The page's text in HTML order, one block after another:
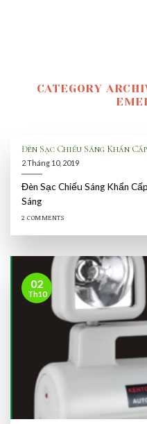
CATEGORY
Đèn Sạc Chiếu Sáng Khẩn
2 Tháng 10, 2019
Đèn Sạc Chiếu Sáng Khẩn
Sáng
2 COMMENTS
02
Th10